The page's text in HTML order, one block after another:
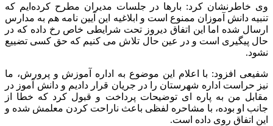
وی خاطرنشان کرد: بارها در جلسات مدیران مطرح کرده‌ایم که
تنبیه دانش آموزان ممنوع است و ابلاغیه این آیین نامه هم به مدارس
ارسال شده اما این اتفاق دیروز تحت شرایطی خاص رخ داده که در
حال پیگیری است و در عین حال تلاش می کنیم که حق کسی تضییع
نشود.
شفیعی افزود: با اعلام این موضوع به اداره آموزش و پرورش، ما
نیز حراست اداره شهرستان را در جریان قرار دادیم و دانش آموز در
مقابل من به پاره ای توضیحات پرداخت و قبول کرد که خطا از
جانب او بوده، با مشاحره لفظی باعث ناراحت کردن معلمش شده و
این اتفاق روی داده است.